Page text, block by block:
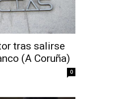
tras salirse
(A Coruña)
0